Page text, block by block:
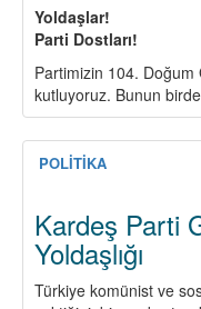
partisi
olduğunu
ilan
etti
Yoldaşlar!
Parti Dostları!
Partimizin 104. Doğum
kutluyoruz. Bunun
POLİTİKA
Kardeş Parti
Yoldaşlığı
Türkiye komünist ve